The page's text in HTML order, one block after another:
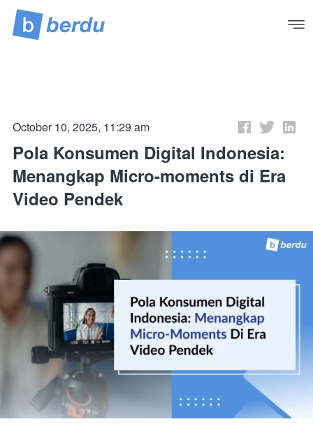
October 10, 2025, 11:29 am
Pola Konsumen Digital Indonesia:
Menangkap Micro-moments di Era
Video Pendek